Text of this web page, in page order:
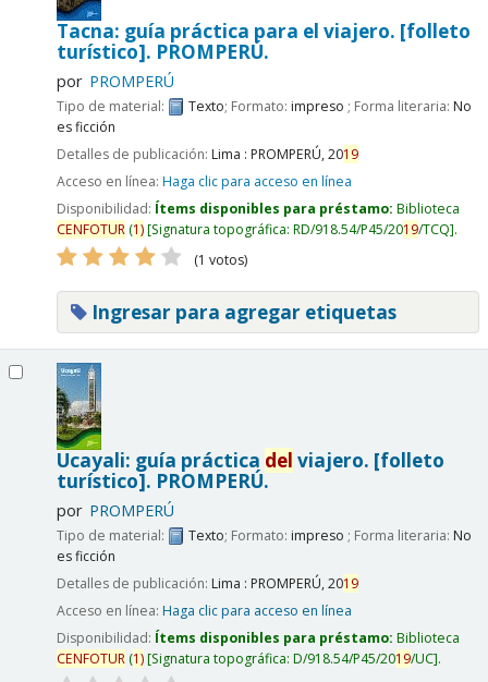
Tacna: guía práctica para el viajero. [folleto
turístico]. PROMPERÚ.
por PROMPERÚ
Tipo de material: Texto; Formato: impreso ; Forma literaria: No
es ficción
Detalles de publicación: Lima : PROMPERÚ,2019
Acceso en línea: Haga clic para acceso en línea
Disponibilidad: Ítems disponibles para préstamo: Biblioteca
CENFOTUR(1) Signatura topográfica: RD/918.54/P45/2019/TCQ .
(1 votos)
Ingresar para agregar etiquetas
Ucayali: guía práctica del viajero. [folleto
turístico]. PROMPERÚ.
por PROMPERÚ
Tipo de material: Texto; Formato: impreso ; Forma literaria: No
es ficción
Detalles de publicación: Lima : PROMPERÚ,2019
Acceso en línea: Haga clic para acceso en línea
Disponibilidad: Ítems disponibles para préstamo: Biblioteca
CENFOTUR(1) Signatura topográfica: D/918.54/P45/2019/UC .